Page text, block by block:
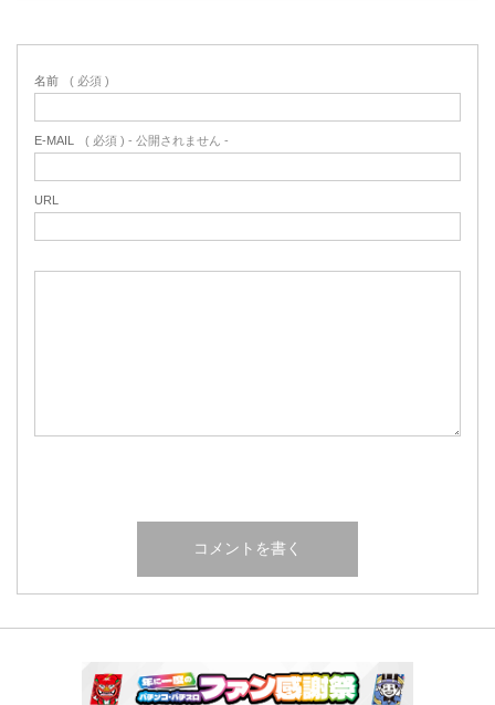
名前 ( 必須 )
E-MAIL ( 必須 ) - 公開されません -
URL